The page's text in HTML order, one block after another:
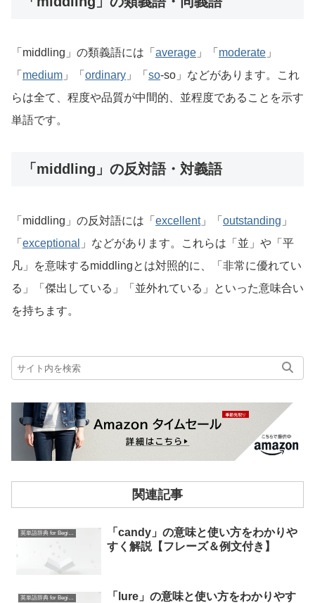
「middling」の類義語には「 average 」「 moderate 」
「 medium 」「 ordinary 」「 so-so」などがあります。これ
らは全て、程度や品質が中間的、並程度であることを示す
単語です。
「middling」の反対語・対義語
「middling」の反対語には「 excellent」「 outstanding 」
「 exceptional
」などがあります。これらは「並」や「平
凡」を意味するmiddlingとは対照的に、「非常に優れてい
る」「傑出している」「並外れている」といった意味合い
を持ちます。
関連記事
英単語辞典 for Beginners
「candy」の意味と使い方をわかりや
すく解説【フレーズ＆例文付き】
英単語辞典 for Beginners
「lure」の意味と使い方をわかりやす